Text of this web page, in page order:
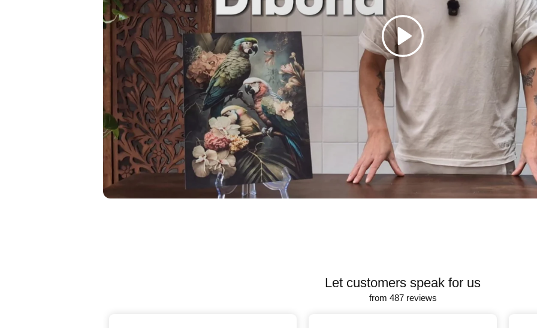
Spelen
Let customers speak for us
from 487 reviews